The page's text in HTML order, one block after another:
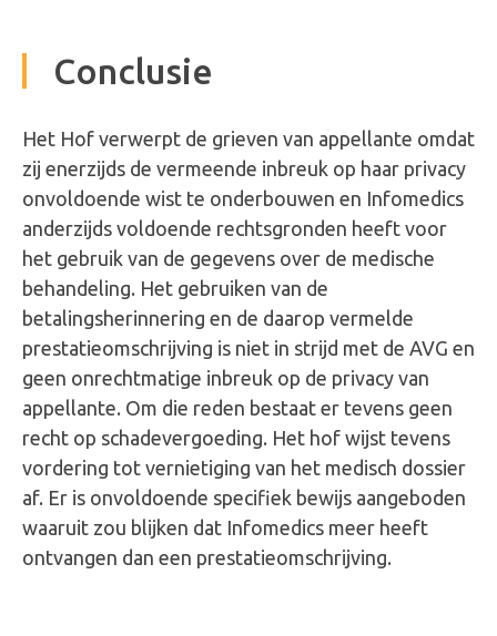
Conclusie
Het Hof verwerpt de grieven van appellante omdat
zij enerzijds de vermeende inbreuk op haar privacy
onvoldoende wist te onderbouwen en Infomedics
anderzijds voldoende rechtsgronden heeft voor
het gebruik van de gegevens over de medische
behandeling. Het gebruiken van de
betalingsherinnering en de daarop vermelde
prestatieomschrijving is niet in strijd met de AVG en
geen onrechtmatige inbreuk op de privacy van
appellante. Om die reden bestaat er tevens geen
recht op schadevergoeding. Het hof wijst tevens
vordering tot vernietiging van het medisch dossier
af. Er is onvoldoende specifiek bewijs aangeboden
waaruit zou blijken dat Infomedics meer heeft
ontvangen dan een prestatieomschrijving.